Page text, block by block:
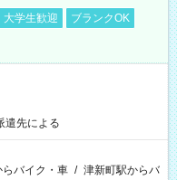
大学生歓迎
ブランクOK
遣先による
らバイク・車 / 津新町駅からバ